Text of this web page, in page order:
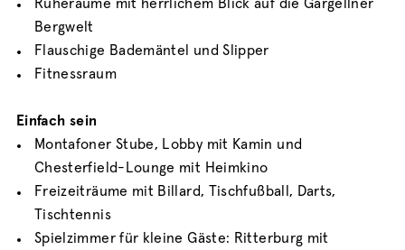
Bergwelt
Flauschige Bademäntel und Slipper
Fitnessraum
Einfach sein
Montafoner Stube, Lobby mit Kamin und
Chesterfield-Lounge mit Heimkino
Freizeiträume mit Billard, Tischfußball, Darts,
Tischtennis
Spielzimmer für kleine Gäste: Ritterburg mit